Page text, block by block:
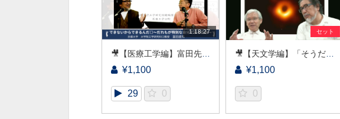
1:18:27
¥1,100
29 0
セット
¥1,100
0